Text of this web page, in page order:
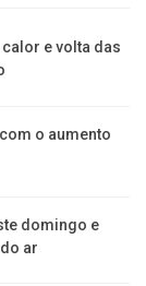
e volta das
o aumento
domingo e
ar